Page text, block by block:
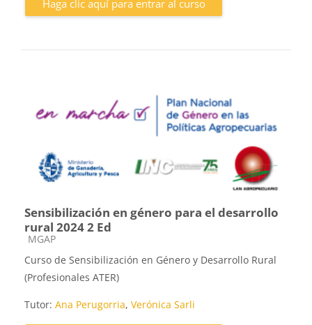
Haga clic aquí para entrar al curso
Sensibilización en género para el desarrollo
rural 2024 2 Ed
Categoría de cursos
MGAP
Curso de Sensibilización en Género y Desarrollo Rural
(Profesionales ATER)
Tutor: Ana Perugorria, Verónica Sarli